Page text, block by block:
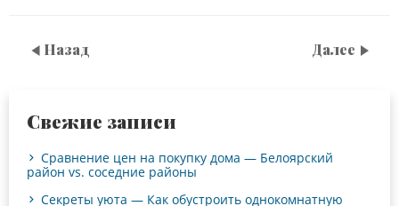
Назад Далее
Свежие записи
Сравнение цен на покупку дома — Белоярский
район vs. соседние районы
Секреты уюта — Как обустроить однокомнатную